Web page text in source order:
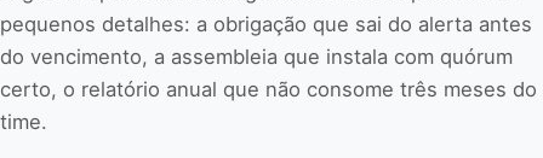
pequenos detalhes: a obrigação que sai do alerta antes
do vencimento, a assembleia que instala com quórum
certo, o relatório anual que não consome três meses do
time.